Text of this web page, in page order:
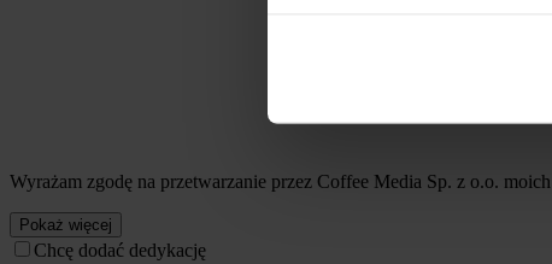
Wyrażam zgodę na przetwarzanie przez Coffee Media Sp. z o.o.
Pokaż więcej
Chcę dodać dedykację